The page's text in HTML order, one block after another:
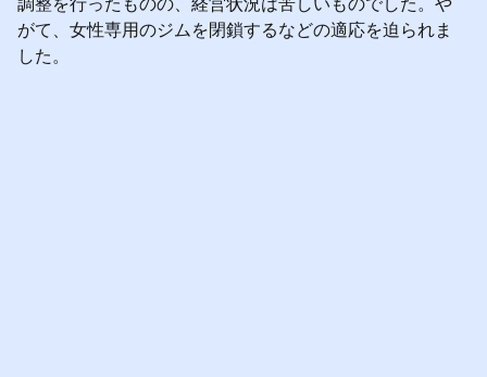
調整を行ったものの、経営状況は苦しいものでした。や
がて、女性専用のジムを閉鎖するなどの適応を迫られま
した。